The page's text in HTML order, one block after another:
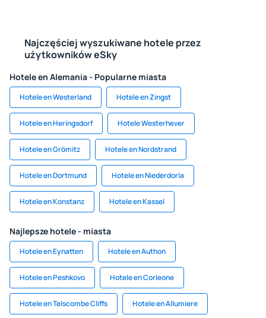
Najczęściej wyszukiwane hotele przez
użytkowników eSky
Hotele en Alemania - Popularne miasta
Hotele en Westerland Hotele en Zingst
Hotele en Heringsdorf Hotele Westerhever
Hotele en Grömitz Hotele en Nordstrand
Hotele en Dortmund Hotele en Niederdorla
Hotele en Konstanz Hotele en Kassel
Najlepsze hotele - miasta
Hotele en Eynatten Hotele en Authon
Hotele en Peshkovo Hotele en Corleone
Hotele en Telscombe Cliffs Hotele en Allumiere